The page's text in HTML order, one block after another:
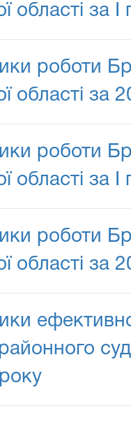
області за
роботи
області за
роботи
області за
роботи
області за